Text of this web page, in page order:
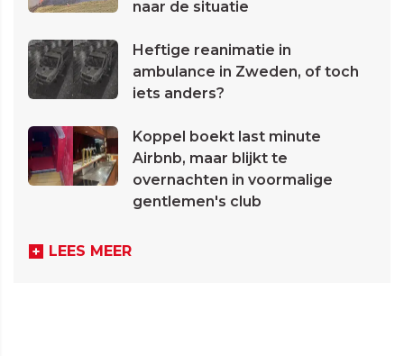
naar de situatie
Heftige reanimatie in
ambulance in Zweden, of toch
iets anders?
Koppel boekt last minute
Airbnb, maar blijkt te
overnachten in voormalige
gentlemen's club
LEES MEER